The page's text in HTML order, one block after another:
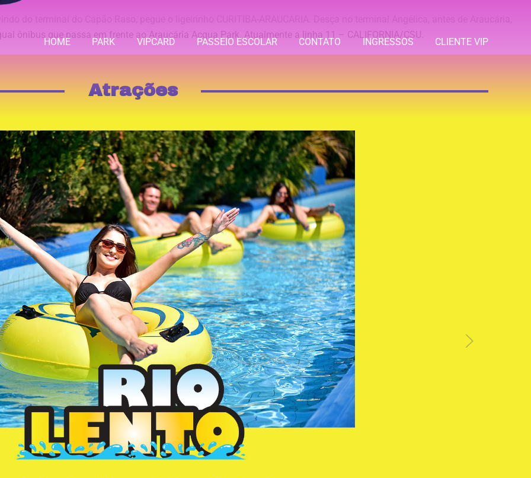
HOME PARK VIPCARD PASSEIO ESCOLAR CONTATO INGRESSOS CLIENTE VIP
ônibus que passa em frente ao Araucária Acqua Park. Atualmente a linha 11 – CALIFORNIA/CSU.
Atrações